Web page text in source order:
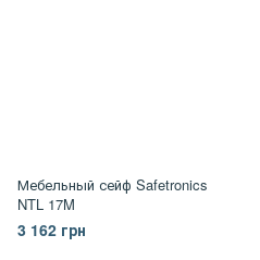
Мебельный сейф Safetronics
NTL 17M
3 162 грн